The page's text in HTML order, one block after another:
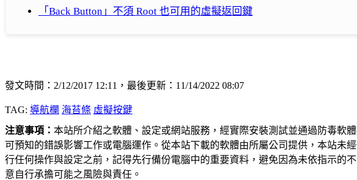
「Back Button」不須 Root 也可用的虛擬返回鍵
發文時間：2/12/2017 12:11，最後更新：11/14/2022 08:07
TAG: 導航欄 海苔條 虛擬按鍵
注意事項： 本站所介紹之軟體、設定或網站服務，經實際安裝測試並通過防毒軟
可預知的錯誤影響工作或電腦運作。從本站下載的軟體由所屬公司提供，本站未
行任何操作與設定之前，記得先行備份電腦中的重要資料，避免因為未依指示的
意自行承擔可能之風險與責任。